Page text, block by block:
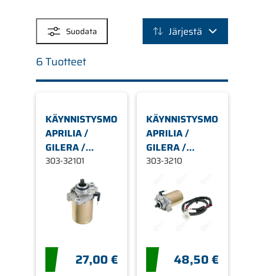
Suodata Järjestä
6 Tuotteet
KÄYNNISTYSMOOTTORI,
APRILIA /
GILERA /
PIAGGIO /
PEUGEOT, CC:
60MM / 11-
HAMMASTA
303-32101
27,00 €
KÄYNNISTYSMOOTTORI,
APRILIA /
GILERA /
PIAGGIO /
60MM / 11-
HAMMASTA
303-3210
48,50 €